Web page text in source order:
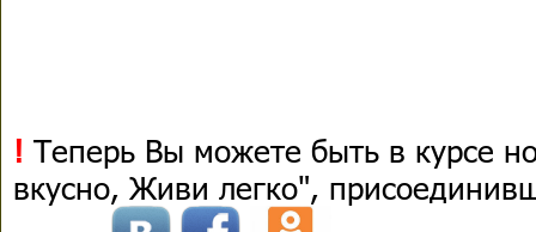
! Теперь Вы можете быть в курсе
вкусно, Живи легко",